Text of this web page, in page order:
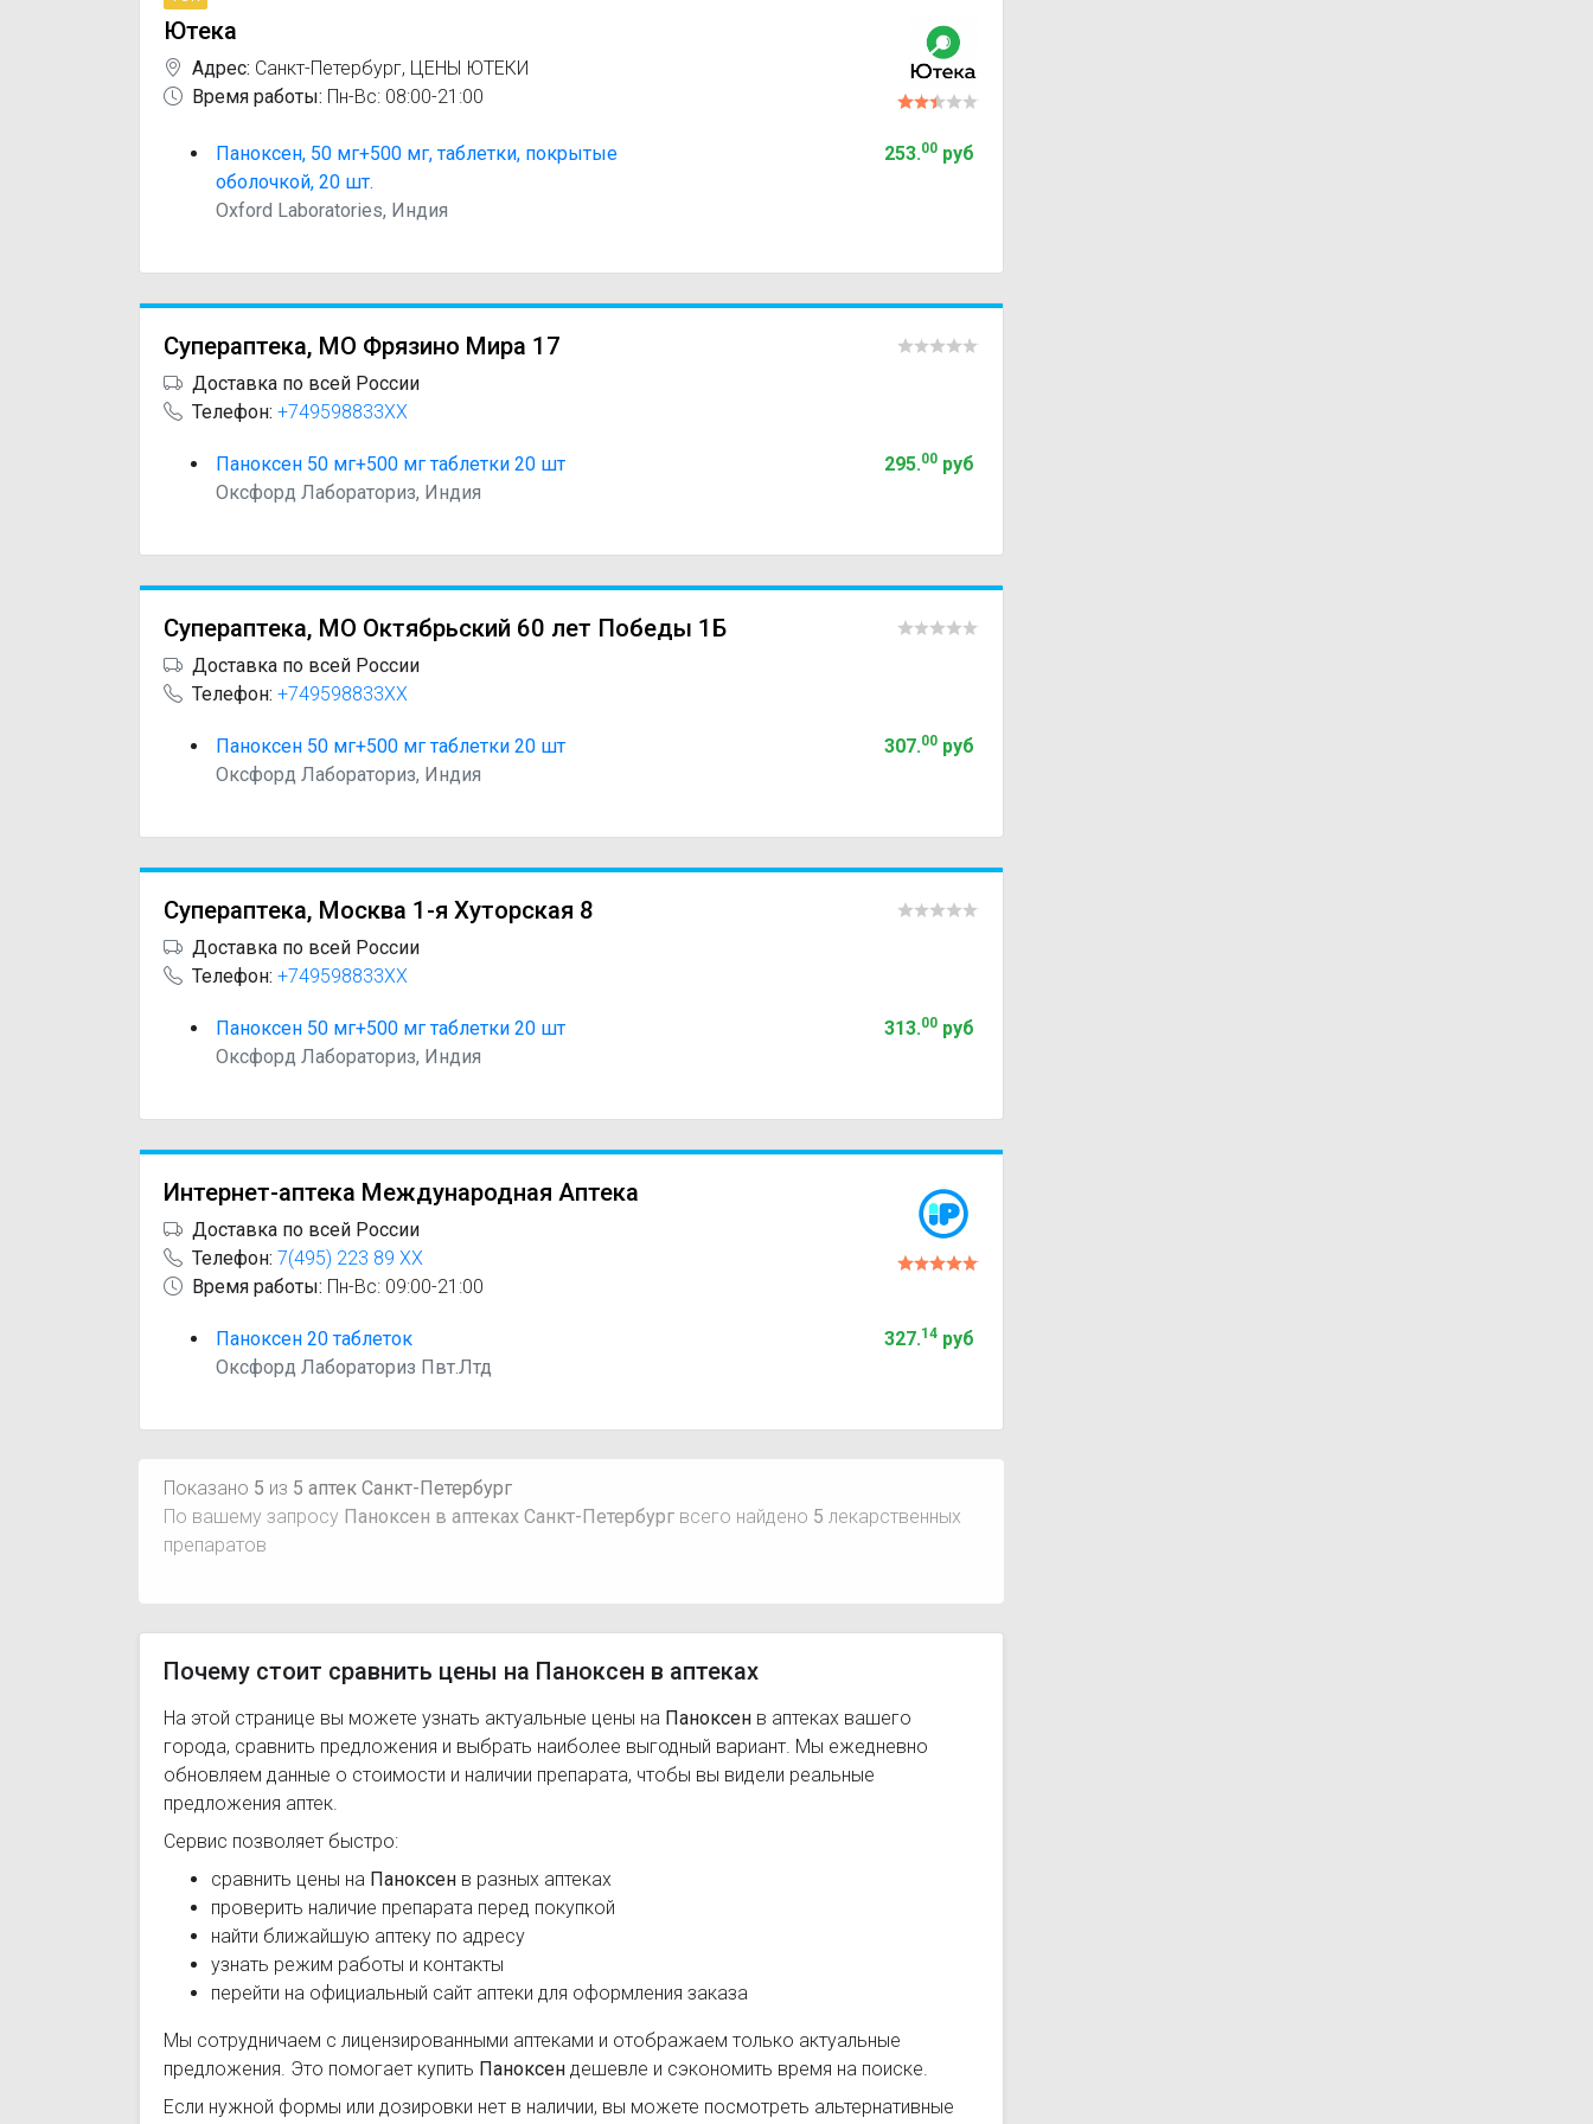
Ютека
Адрес: Санкт-Петербург, ЦЕНЫ ЮТЕКИ
Время работы: Пн-Вс: 08:00-21:00
Паноксен, 50 мг+500 мг, таблетки, покрытые
оболочкой, 20 шт.
Oxford Laboratories, Индия
253.00руб
Супераптека, МО Фрязино Мира 17
Доставка по всей России
Телефон: +749598833XX
Паноксен 50 мг+500 мг таблетки 20 шт
Оксфорд Лабораториз, Индия
295.00руб
Супераптека, МО Октябрьский 60 лет Победы 1Б
Доставка по всей России
Телефон: +749598833XX
Паноксен 50 мг+500 мг таблетки 20 шт
Оксфорд Лабораториз, Индия
307.00руб
Супераптека, Москва 1-я Хуторская 8
Доставка по всей России
Телефон: +749598833XX
Паноксен 50 мг+500 мг таблетки 20 шт
Оксфорд Лабораториз, Индия
313.00руб
Интернет-аптека Международная Аптека
Доставка по всей России
Телефон: 7(495) 223 89 XX
Время работы: Пн-Вс: 09:00-21:00
Паноксен 20 таблеток
Оксфорд Лабораториз Пвт.Лтд
327.14руб
Показано 5 из 5 аптек Санкт-Петербург
По вашему запросу Паноксен в аптеках Санкт-Петербург всего найдено 5 лекарственных
препаратов
Почему стоит сравнить цены на Паноксен в аптеках
На этой странице вы можете узнать актуальные цены на Паноксен в аптеках вашего
города, сравнить предложения и выбрать наиболее выгодный вариант. Мы ежедневно
обновляем данные о стоимости и наличии препарата, чтобы вы видели реальные
предложения аптек.
Сервис позволяет быстро:
сравнить цены на Паноксен в разных аптеках
проверить наличие препарата перед покупкой
найти ближайшую аптеку по адресу
узнать режим работы и контакты
перейти на официальный сайт аптеки для оформления заказа
Мы сотрудничаем с лицензированными аптеками и отображаем только актуальные
предложения. Это помогает купить Паноксен дешевле и сэкономить время на поиске.
Если нужной формы или дозировки нет в наличии, вы можете посмотреть альтернативные